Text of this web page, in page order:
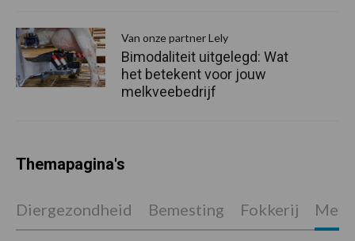
Van onze partner Lely
Bimodaliteit uitgelegd: Wat
het betekent voor jouw
melkveebedrijf
Themapagina's
Diergezondheid Bemesting Fokkerij